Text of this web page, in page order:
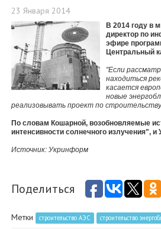
23 Января 2014
В 2014 году в
директор по
эфире
Центральный
"Если
находиться
касается
новые
реализовывать проект по строительству
По словам Кошарной, возобновляемые
интенсивности солнечного излучения", и
Источник: Укринформ
Поделиться
Метки строительство АЭС строительство